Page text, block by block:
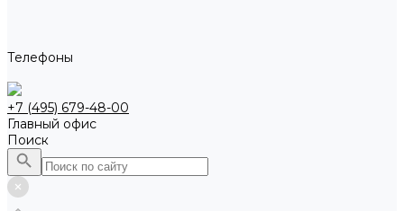
Телефоны
+7 (495) 679-48-00
Главный офис
Поиск